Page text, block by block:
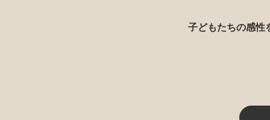
子どもたちの感性